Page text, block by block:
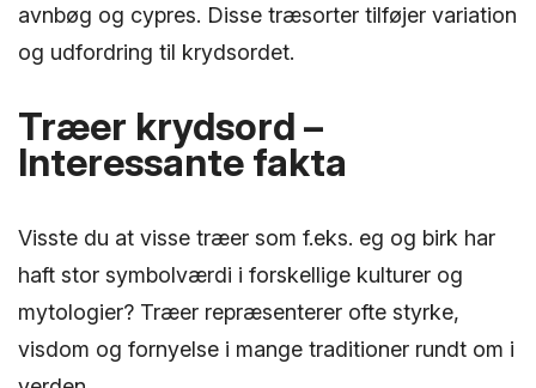
avnbøg og cypres. Disse træsorter tilføjer variation
og udfordring til krydsordet.
Træer krydsord –
Interessante fakta
Visste du at visse træer som f.eks. eg og birk har
haft stor symbolværdi i forskellige kulturer og
mytologier? Træer repræsenterer ofte styrke,
visdom og fornyelse i mange traditioner rundt om i